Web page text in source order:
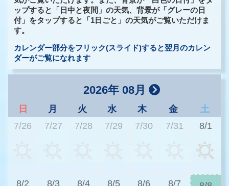
ップすると「日中と夜間」の天気、背景が「グレーの日
付」をタップすると「1日ごと」の天気がご覧いただけま
す。
カレンダー部分をフリック(スライド)すると翌月のカレン
ダーがご覧になれます
2026年 08月
日 月 火 水 木 金
土
7/26
7/27 7/28 7/29 7/30 7/31 8/1
8/2 8/3 8/4 8/5 8/6 8/7